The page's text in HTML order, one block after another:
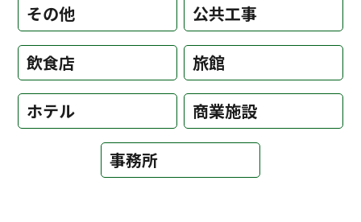
その他 公共工事
飲食店 旅館
ホテル 商業施設
事務所